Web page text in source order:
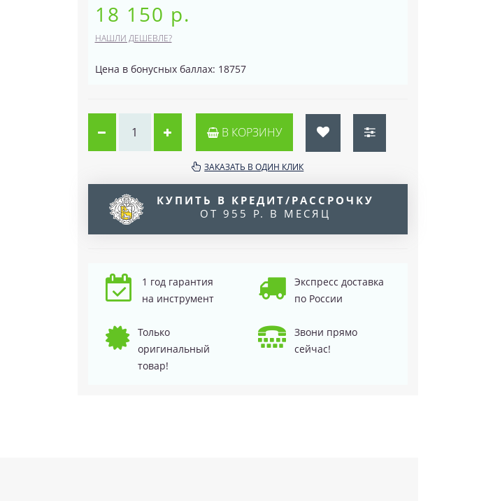
18 150 р.
НАШЛИ ДЕШЕВЛЕ?
Цена в бонусных баллах: 18757
В КОРЗИНУ
ЗАКАЗАТЬ В ОДИН КЛИК
КУПИТЬ В КРЕДИТ/РАССРОЧКУ
ОТ 955 Р. В МЕСЯЦ
1 год гарантия
на инструмент
Экспресс доставка
по России
Только
оригинальный
товар!
Звони прямо
сейчас!